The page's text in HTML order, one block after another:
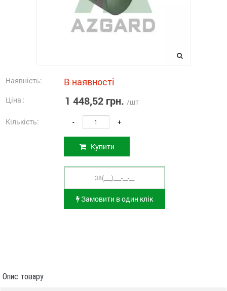
Наявність: В наявності
Ціна : 1 448,52 грн. /шт
Кількість: - +
Купити
Замовити в один клік
Опис товару